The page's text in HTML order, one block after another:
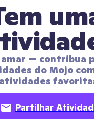
— contribua
do Mojo
atividades
Partilhar